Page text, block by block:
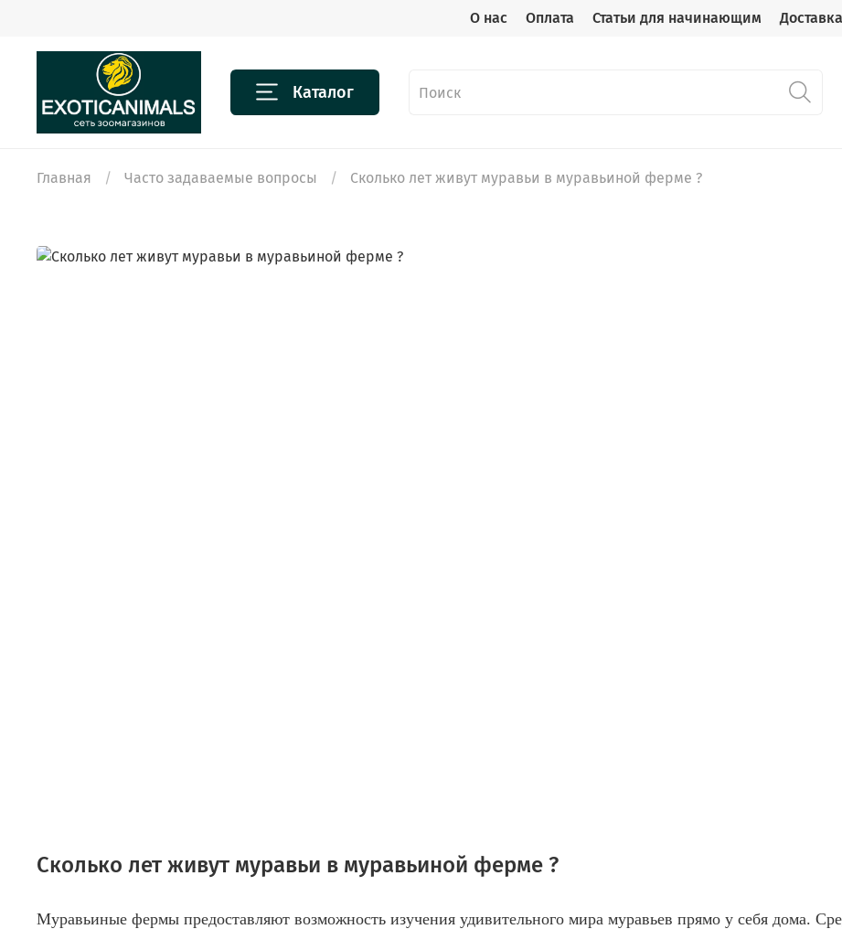
О нас Оплата Статьи для начинающим Доставка
Каталог
Главная Часто задаваемые вопросы Сколько лет живут муравьи в муравьиной ферме ?
Сколько лет живут муравьи в муравьиной ферме ?
Муравьиные фермы предоставляют возможность изучения удивительного мира муравьев прямо у себя дома.